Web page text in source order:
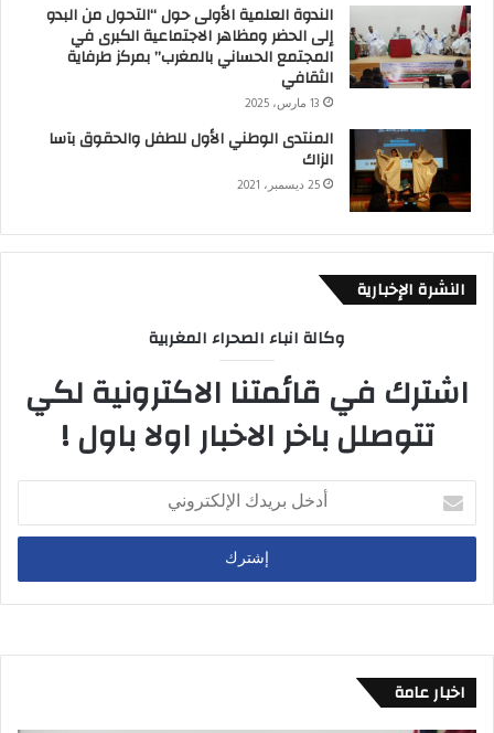
الندوة العلمية الأولى حول “التحول من البدو
إلى الحضر ومظاهر الاجتماعية الكبرى في
المجتمع الحساني بالمغرب” بمركز طرفاية
الثقافي
13 مارس، 2025
المنتدى الوطني الأول للطفل والحقوق بآسا
الزاك
25 ديسمبر، 2021
النشرة الإخبارية
وكالة انباء الصحراء المغربية
اشترك في قائمتنا الاكترونية لكي
تتوصلل باخر الاخبار اولا باول !
خ
ب
ر
د
ك
ل
اخبار عامة